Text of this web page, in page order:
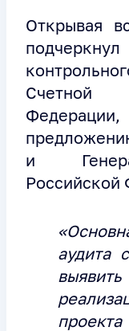
Открывая
Счетной
и
Российской
аудита